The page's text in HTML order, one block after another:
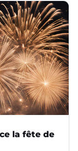
la fête de